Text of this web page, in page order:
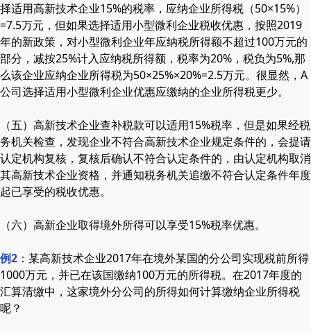
择适用高新技术企业15%的税率，应纳企业所得税（50×15%）
=7.5万元，但如果选择适用小型微利企业税收优惠，按照2019
年的新政策，对小型微利企业年应纳税所得额不超过100万元的
部分，减按25%计入应纳税所得额，税率为20%，税负为5%,那
么该企业应纳企业所得税为50×25%×20%=2.5万元。很显然，A
公司选择适用小型微利企业优惠应缴纳的企业所得税更少。
（五）高新技术企业查补税款可以适用15%税率，但是如果经税
务机关检查，发现企业不符合高新技术企业规定条件的，会提请
认定机构复核，复核后确认不符合认定条件的，由认定机构取消
其高新技术企业资格，并通知税务机关追缴不符合认定条件年度
起已享受的税收优惠。
（六）高新企业取得境外所得可以享受15%税率优惠。
例2 ：某高新技术企业2017年在境外某国的分公司实现税前所得
1000万元，并已在该国缴纳100万元的所得税。在2017年度的
汇算清缴中，这家境外分公司的所得如何计算缴纳企业所得税
呢？